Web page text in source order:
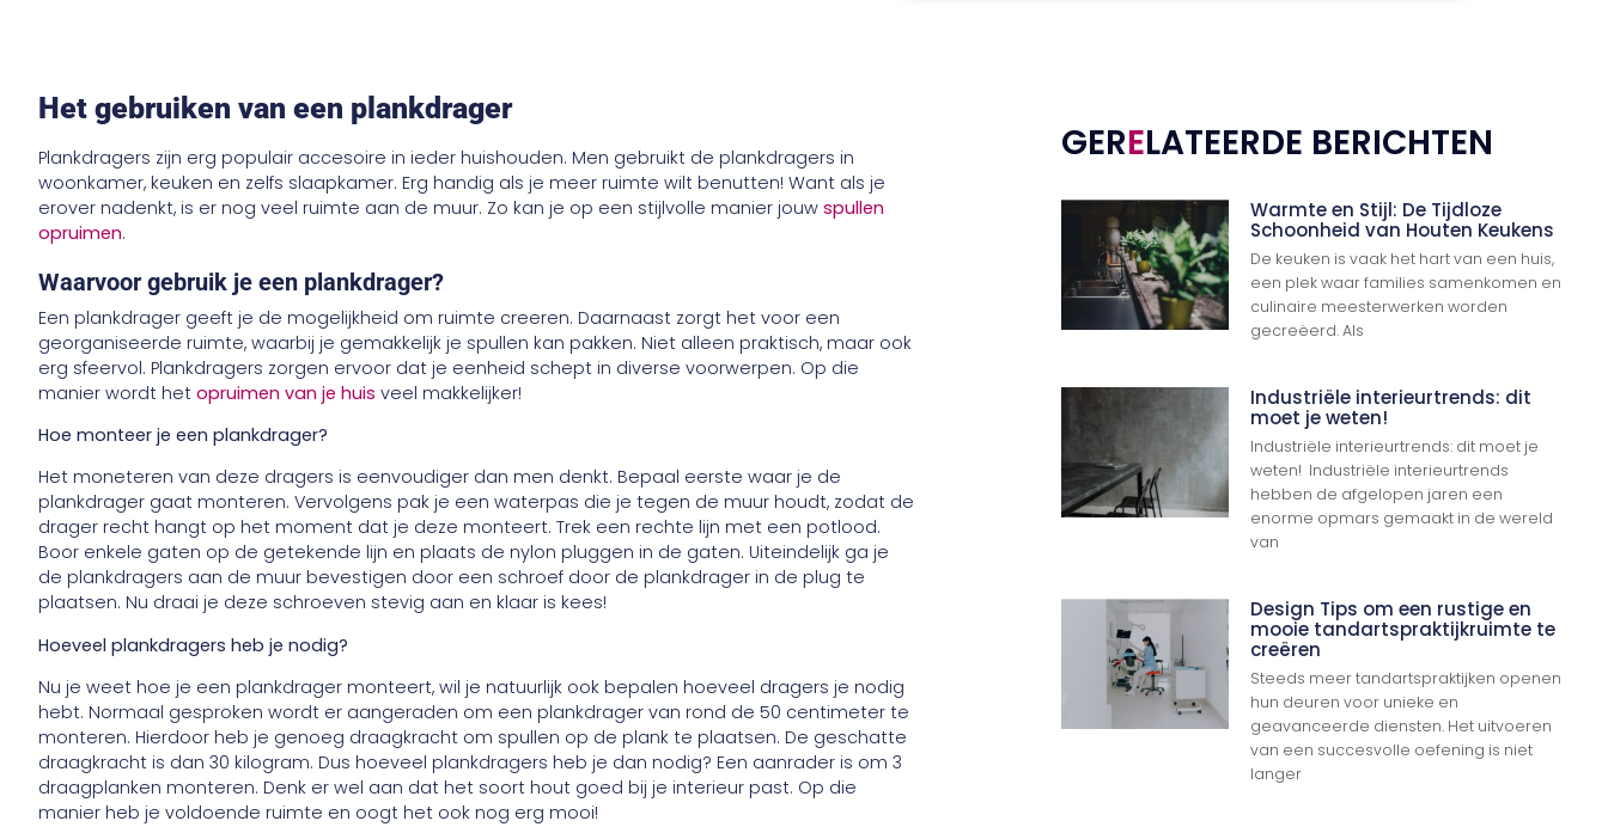
Het gebruiken van een plankdrager
Plankdragers zijn erg populair accesoire in ieder huishouden. Men gebruikt de plankdragers in
woonkamer, keuken en zelfs slaapkamer. Erg handig als je meer ruimte wilt benutten! Want als je
erover nadenkt, is er nog veel ruimte aan de muur. Zo kan je op een stijlvolle manier jouwspullen
opruimen.
Waarvoor gebruik je een plankdrager?
Een plankdrager geeft je de mogelijkheid om ruimte creeren. Daarnaast zorgt het voor een
georganiseerde ruimte, waarbij je gemakkelijk je spullen kan pakken. Niet alleen praktisch, maar ook
erg sfeervol. Plankdragers zorgen ervoor dat je eenheid schept in diverse voorwerpen. Op die
manier wordt hetopruimen van je huis veel makkelijker!
Hoe monteer je een plankdrager?
Het moneteren van deze dragers is eenvoudiger dan men denkt. Bepaal eerste waar je de
plankdrager gaat monteren. Vervolgens pak je een waterpas die je tegen de muur houdt, zodat de
drager recht hangt op het moment dat je deze monteert. Trek een rechte lijn met een potlood.
Boor enkele gaten op de getekende lijn en plaats de nylon pluggen in de gaten. Uiteindelijk ga je
de plankdragers aan de muur bevestigen door een schroef door de plankdrager in de plug te
plaatsen. Nu draai je deze schroeven stevig aan en klaar is kees!
Hoeveel plankdragers heb je nodig?
Nu je weet hoe je een plankdrager monteert, wil je natuurlijk ook bepalen hoeveel dragers je nodig
hebt. Normaal gesproken wordt er aangeraden om een plankdrager van rond de 50 centimeter te
monteren. Hierdoor heb je genoeg draagkracht om spullen op de plank te plaatsen. De geschatte
draagkracht is dan 30 kilogram. Dus hoeveel plankdragers heb je dan nodig? Een aanrader is om 3
draagplanken monteren. Denk er wel aan dat het soort hout goed bij je interieur past. Op die
manier heb je voldoende ruimte en oogt het ook nog erg mooi!
GERELATEERDE BERICHTEN
Warmte en Stijl: De Tijdloze
Schoonheid van Houten Keukens
De keuken is vaak het hart van een huis,
een plek waar families samenkomen en
culinaire meesterwerken worden
gecreëerd. Als
Industriële interieurtrends: dit
moet je weten!
Industriële interieurtrends: dit moet je
weten! Industriële interieurtrends
hebben de afgelopen jaren een
enorme opmars gemaakt in de wereld
van
Design Tips om een ​​rustige en
mooie tandartspraktijkruimte te
creëren
Steeds meer tandartspraktijken openen
hun deuren voor unieke en
geavanceerde diensten. Het uitvoeren
van een succesvolle oefening is niet
langer